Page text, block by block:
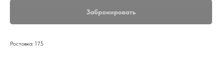
Забронировать
Ростовка: 175